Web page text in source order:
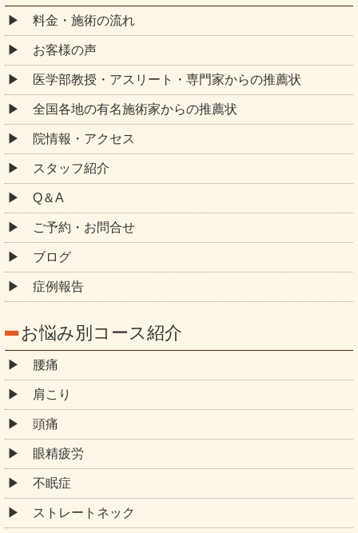
料金・施術の流れ
お客様の声
医学部教授・アスリート・専門家からの推薦状
全国各地の有名施術家からの推薦状
院情報・アクセス
スタッフ紹介
Q＆A
ご予約・お問合せ
ブログ
症例報告
お悩み別コース紹介
腰痛
肩こり
頭痛
眼精疲労
不眠症
ストレートネック